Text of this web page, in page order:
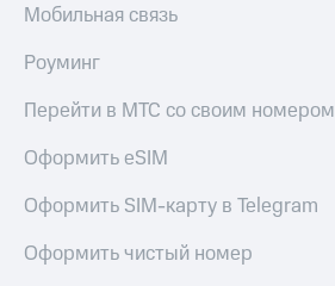
Мобильная связь
Роуминг
Перейти в МТС со своим номером
Оформить eSIM
Оформить SIM-карту в Telegram
Оформить чистый номер